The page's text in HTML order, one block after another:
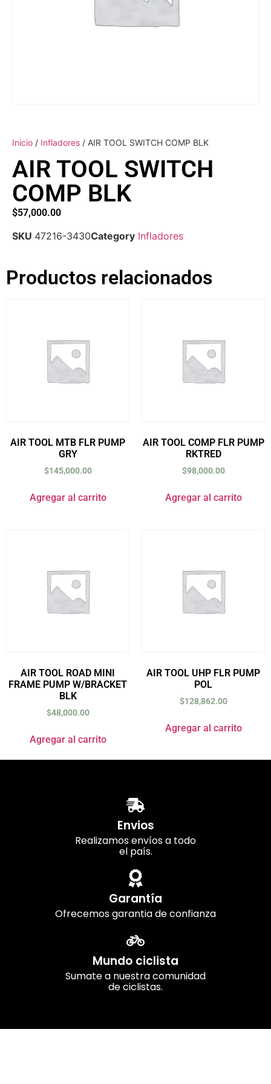
Inicio / Infladores / AIR TOOL SWITCH COMP BLK
AIR TOOL SWITCH
COMP BLK
$57,000.00
SKU 47216-3430Category Infladores
Productos relacionados
AIR TOOL MTB FLR PUMP
GRY
$145,000.00
Agregar al carrito
AIR TOOL COMP FLR PUMP
RKTRED
$98,000.00
Agregar al carrito
AIR TOOL ROAD MINI
FRAME PUMP W/BRACKET
BLK
$48,000.00
Agregar al carrito
AIR TOOL UHP FLR PUMP
POL
$128,862.00
Agregar al carrito
Envios
Realizamos envíos a todo
el país.
Garantía
Ofrecemos garantia de confianza
Mundo ciclista
Sumate a nuestra comunidad
de ciclistas.